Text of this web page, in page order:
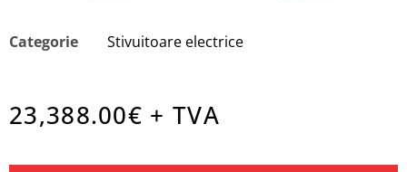
Categorie Stivuitoare electrice
23,388.00€ + TVA